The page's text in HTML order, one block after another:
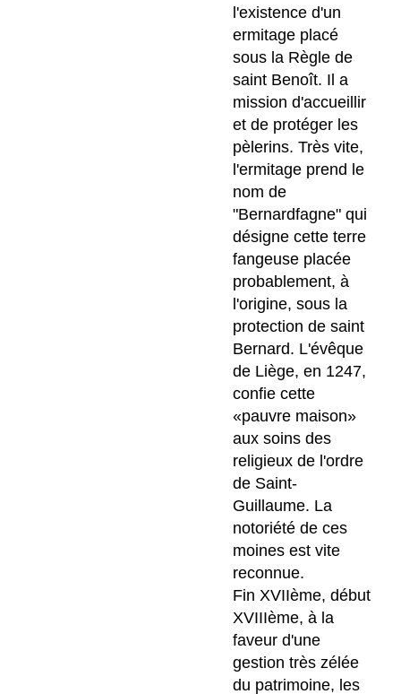
l'existence d'un
ermitage placé
sous la Règle de
saint Benoît. Il a
mission d'accueillir
et de protéger les
pèlerins. Très vite,
l'ermitage prend le
nom de
"Bernardfagne" qui
désigne cette terre
fangeuse placée
probablement, à
l'origine, sous la
protection de saint
Bernard. L'évêque
de Liège, en 1247,
confie cette
«pauvre maison»
aux soins des
religieux de l'ordre
de Saint-
Guillaume. La
notoriété de ces
moines est vite
reconnue.
Fin XVIIème, début
XVIIIème, à la
faveur d'une
gestion très zélée
du patrimoine, les